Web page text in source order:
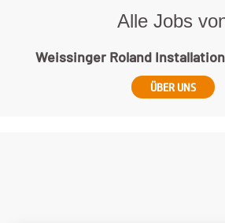
Alle Jobs
Weissinger Roland
ÜBER UNS